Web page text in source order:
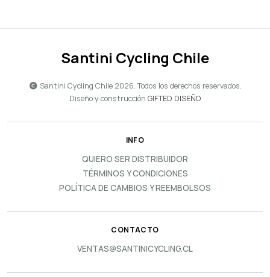
Santini Cycling Chile
Santini Cycling Chile 2026. Todos los derechos reservados.
Diseño y construcción GIFTED DISEÑO
INFO
QUIERO SER DISTRIBUIDOR
TÉRMINOS Y CONDICIONES
POLÍTICA DE CAMBIOS Y REEMBOLSOS
CONTACTO
VENTAS@SANTINICYCLING.CL